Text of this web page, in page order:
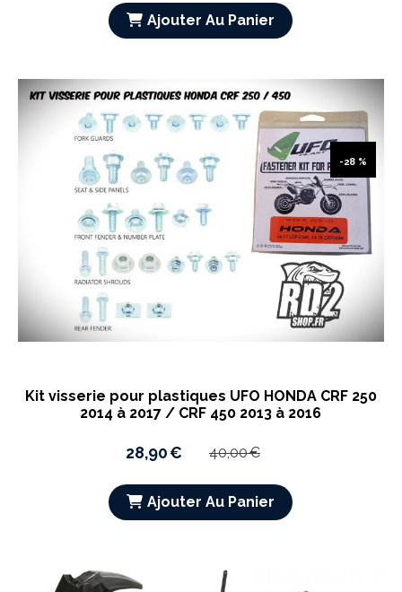
Ajouter Au Panier
-28 %
Kit visserie pour plastiques UFO HONDA CRF 250
2014 à 2017 / CRF 450 2013 à 2016
28,90€ 40,00€
Ajouter Au Panier